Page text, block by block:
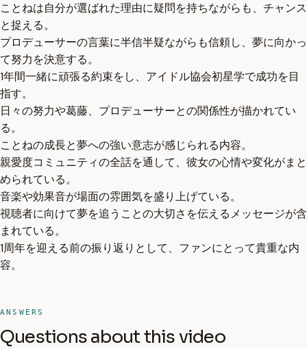
ことねは自分が選ばれた理由に疑問を持ちながらも、チャンス
と捉える。
プロデューサーの言葉に半信半疑ながらも信頼し、夢に向かっ
て努力を決意する。
1年間一緒に頑張る約束をし、アイドル協会初星学で成功を目
指す。
日々の努力や葛藤、プロデューサーとの関係性が描かれてい
る。
ことねの成長と夢への強い意志が感じられる内容。
親愛度コミュニティの全話を通して、彼女の心情や変化がまと
められている。
音楽や効果音が場面の雰囲気を盛り上げている。
視聴者に向けて夢を追うことの大切さを伝えるメッセージが含
まれている。
1周年を迎える前の振り返りとして、ファンにとって貴重な内
容。
ANSWERS
Questions about this video